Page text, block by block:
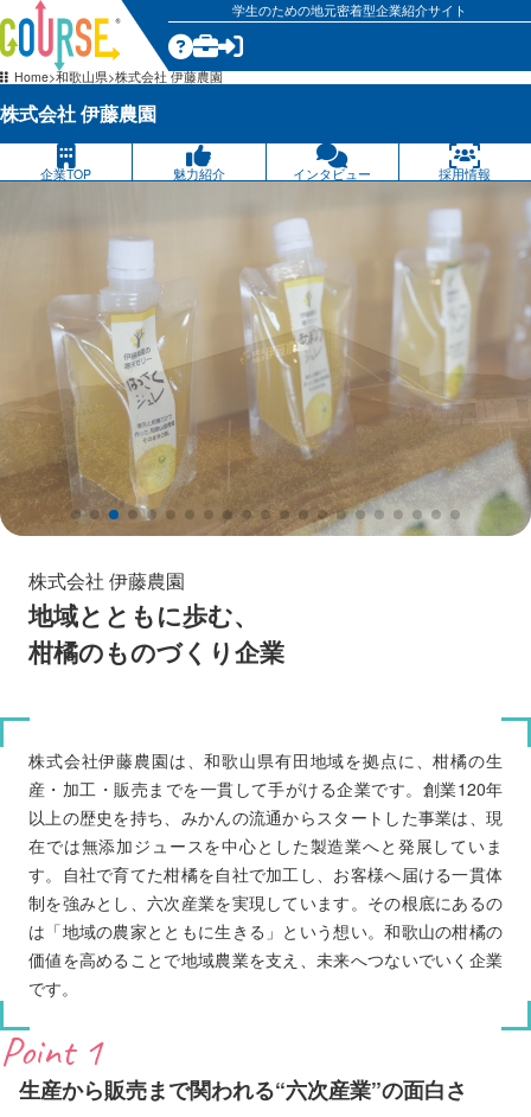
学生のための地元密着型企業紹介サイト
Home 和歌山県 株式会社 伊藤農園
株式会社 伊藤農園
企業TOP 魅力紹介 インタビュー 採用情報
株式会社 伊藤農園
地域とともに歩む、
柑橘のものづくり企業
株式会社伊藤農園は、和歌山県有田地域を拠点に、柑橘の生
産・加工・販売までを一貫して手がける企業です。創業120年
以上の歴史を持ち、みかんの流通からスタートした事業は、現
在では無添加ジュースを中心とした製造業へと発展していま
す。自社で育てた柑橘を自社で加工し、お客様へ届ける一貫体
制を強みとし、六次産業を実現しています。その根底にあるの
は「地域の農家とともに生きる」という想い。和歌山の柑橘の
価値を高めることで地域農業を支え、未来へつないでいく企業
です。
Point 1
生産から販売まで関われる“六次産業”の面白さ